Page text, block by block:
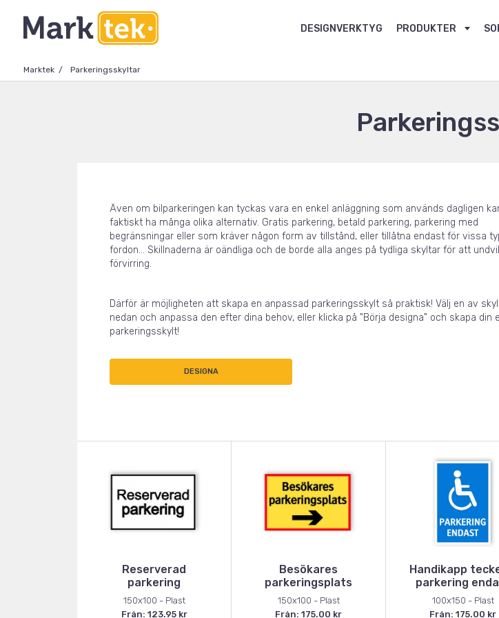
DESIGNVERKTYG PRODUKTER
Marktek Parkeringsskyltar
Även om bilparkeringen kan tyckas vara en enkel anläggning som används dagligen
faktiskt ha många olika alternativ. Gratis parkering, betald parkering, parkering med
begränsningar eller som kräver någon form av tillstånd, eller tillåtna endast för vissa
fordon... Skillnaderna är oändliga och de borde alla anges på tydliga skyltar för att
förvirring.
Därför är möjligheten att skapa en anpassad parkeringsskylt så praktisk! Välj en av
nedan och anpassa den efter dina behov, eller klicka på "Börja designa" och skapa din
parkeringsskylt!
DESIGNA
Reserverad
parkering
150x100 - Plast
Från: 123.95 kr
Besökares
parkeringsplats
150x100 - Plast
Från: 175.00 kr
Handikapp
parkering
100x150 - Plast
Från: 175.00 kr